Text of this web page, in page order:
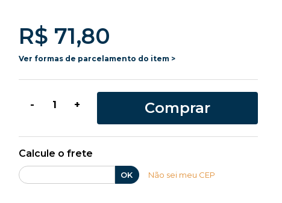
R$ 71,80
Ver formas de parcelamento do item >
- + Comprar
Calcule o frete
OK Não sei meu CEP